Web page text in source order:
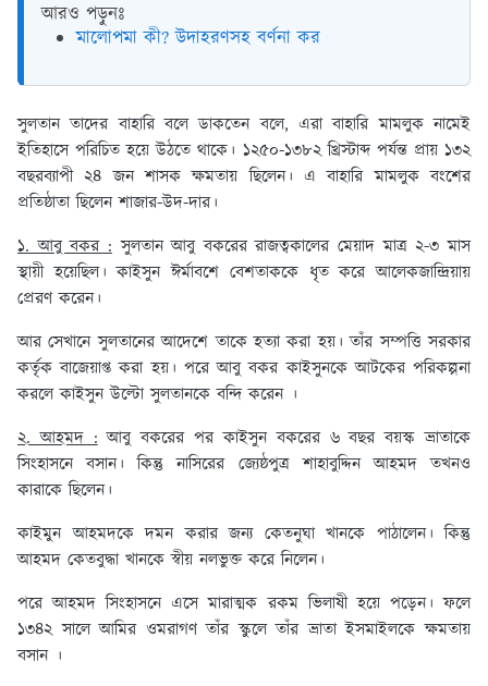
আরও পড়ুনঃ
মালোপমা কী? উদাহরণসহ বর্ণনা কর
সুলতান তাদের বাহারি বলে ডাকতেন বলে, এরা বাহারি মামলুক নামেই
ইতিহাসে পরিচিত হয়ে উঠতে থাকে। ১২৫০-১৩৮২ খ্রিস্টাব্দ পর্যন্ত প্রায় ১৩২
বছরব্যাপী ২৪ জন শাসক ক্ষমতায় ছিলেন। এ বাহারি মামলুক বংশের
প্রতিষ্ঠাতা ছিলেন শাজার-উদ-দার।
১. আবু বকর :সুলতান আবু বকরের রাজত্বকালের মেয়াদ মাত্র ২-৩ মাস
স্থায়ী হয়েছিল। কাইসুন ঈর্মাবশে বেশতাককে ধৃত করে আলেকজান্দ্রিয়ায়
প্রেরণ করেন।
আর সেখানে সুলতানের আদেশে তাকে হত্যা করা হয়। তাঁর সম্পত্তি সরকার
কর্তৃক বাজেয়াপ্ত করা হয়। পরে আবু বকর কাইসুনকে আটকের পরিকল্পনা
করলে কাইসুন উল্টো সুলতানকে বন্দি করেন ।
২. আহমদ :আবু বকরের পর কাইসুন বকরের ৬ বছর বয়স্ক ভ্রাতাকে
সিংহাসনে বসান। কিন্তু নাসিরের জ্যেষ্ঠপুত্র শাহাবুদ্দিন আহমদ তখনও
কারাকে ছিলেন।
কাইমুন আহমদকে দমন করার জন্য কেতনুঘা খানকে পাঠালেন। কিন্তু
আহমদ কেতবুদ্ধা খানকে স্বীয় নলভুক্ত করে নিলেন।
পরে আহমদ সিংহাসনে এসে মারাত্মক রকম ভিলাষী হয়ে পড়েন। ফলে
১৩৪২ সালে আমির ওমরাগণ তাঁর স্কুলে তাঁর ভ্রাতা ইসমাইলকে ক্ষমতায়
বসান ।